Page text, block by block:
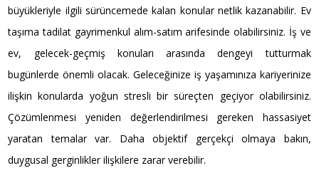
büyükleriyle ilgili sürüncemede kalan konular netlik kazanabilir. Ev
taşıma tadilat gayrimenkul alım-satım arifesinde olabilirsiniz. İş ve
ev, gelecek-geçmiş konuları arasında dengeyi tutturmak
bugünlerde önemli olacak. Geleceğinize iş yaşamınıza kariyerinize
ilişkin konularda yoğun stresli bir süreçten geçiyor olabilirsiniz.
Çözümlenmesi yeniden değerlendirilmesi gereken hassasiyet
yaratan temalar var. Daha objektif gerçekçi olmaya bakın,
duygusal gerginlikler ilişkilere zarar verebilir.